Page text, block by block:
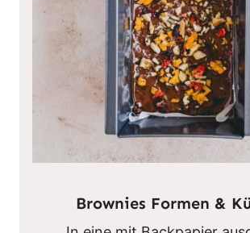
Brownies Formen &